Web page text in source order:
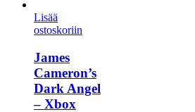
Lisää
ostoskoriin
James
Cameron’s
Dark Angel
– Xbox